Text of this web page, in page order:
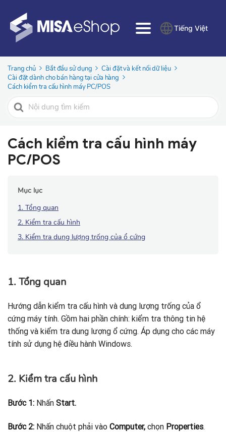
Tiếng Việt
Trang chủ Bắt đầu sử dụng
Cài đặt và kết nối dữ liệu
Cài đặt dành cho bán hàng tại cửa hàng
Cách kiểm tra cấu hình máy PC/POS
Tìm
kiếm
Cách kiểm tra cấu hình máy
PC/POS
Mục lục
1. Tổng quan
2. Kiểm tra cấu hình
3. Kiểm tra dung lượng trống của ổ cứng
1. Tổng quan
Hướng dẫn kiểm tra cấu hình và dung lượng trống của ổ
cứng máy tính. Gồm hai phần chính: kiểm tra thông tin hệ
thống và kiểm tra dung lượng ổ cứng. Áp dụng cho các máy
tính sử dụng hệ điều hành Windows.
2. Kiểm tra cấu hình
Bước 1: Nhấn Start.
Bước 2: Nhấn chuột phải vào Computer, chọn Properties.